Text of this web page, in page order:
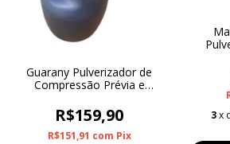
Guarany Pulverizador de
Compressão Prévia e
R$159,90
R$151,91 com Pix
3x